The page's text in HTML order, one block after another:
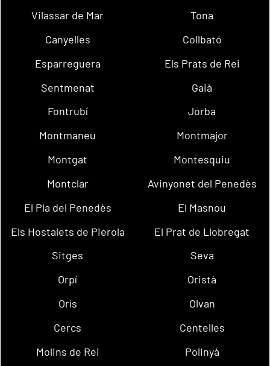
Vilassar de Mar
Tona
Canyelles
Collbató
Esparreguera
Els Prats de Rei
Sentmenat
Gaià
Fontrubí
Jorba
Montmaneu
Montmajor
Montgat
Montesquiu
Montclar
Avinyonet del Penedès
El Pla del Penedès
El Masnou
Els Hostalets de Pierola
El Prat de Llobregat
Sitges
Seva
Orpí
Oristà
Orís
Olvan
Cercs
Centelles
Molins de Rei
Polinyà